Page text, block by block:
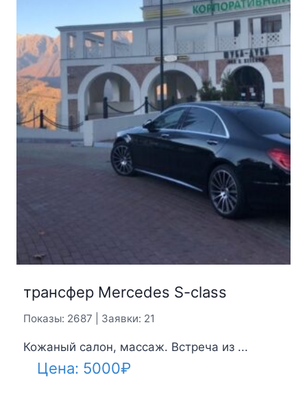
трансфер Mercedes S-class
Показы: 2687 | Заявки: 21
Кожаный салон, массаж. Встреча из ...
Цена: 5000₽